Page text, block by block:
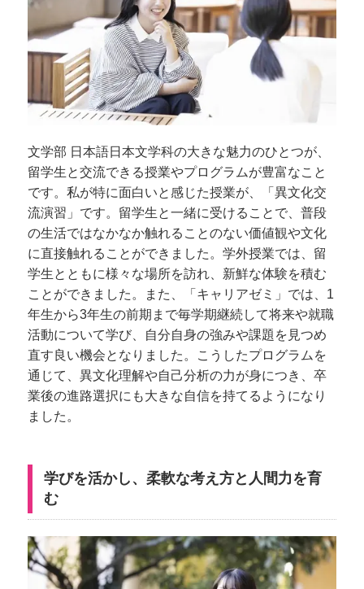
文学部 日本語日本文学科の大きな魅力のひとつが、
留学生と交流できる授業やプログラムが豊富なこと
です。私が特に面白いと感じた授業が、「異文化交
流演習」です。留学生と一緒に受けることで、普段
の生活ではなかなか触れることのない価値観や文化
に直接触れることができました。学外授業では、留
学生とともに様々な場所を訪れ、新鮮な体験を積む
ことができました。また、「キャリアゼミ」では、1
年生から3年生の前期まで毎学期継続して将来や就職
活動について学び、自分自身の強みや課題を見つめ
直す良い機会となりました。こうしたプログラムを
通じて、異文化理解や自己分析の力が身につき、卒
業後の進路選択にも大きな自信を持てるようになり
ました。
学びを活かし、柔軟な考え方と人間力を育
む